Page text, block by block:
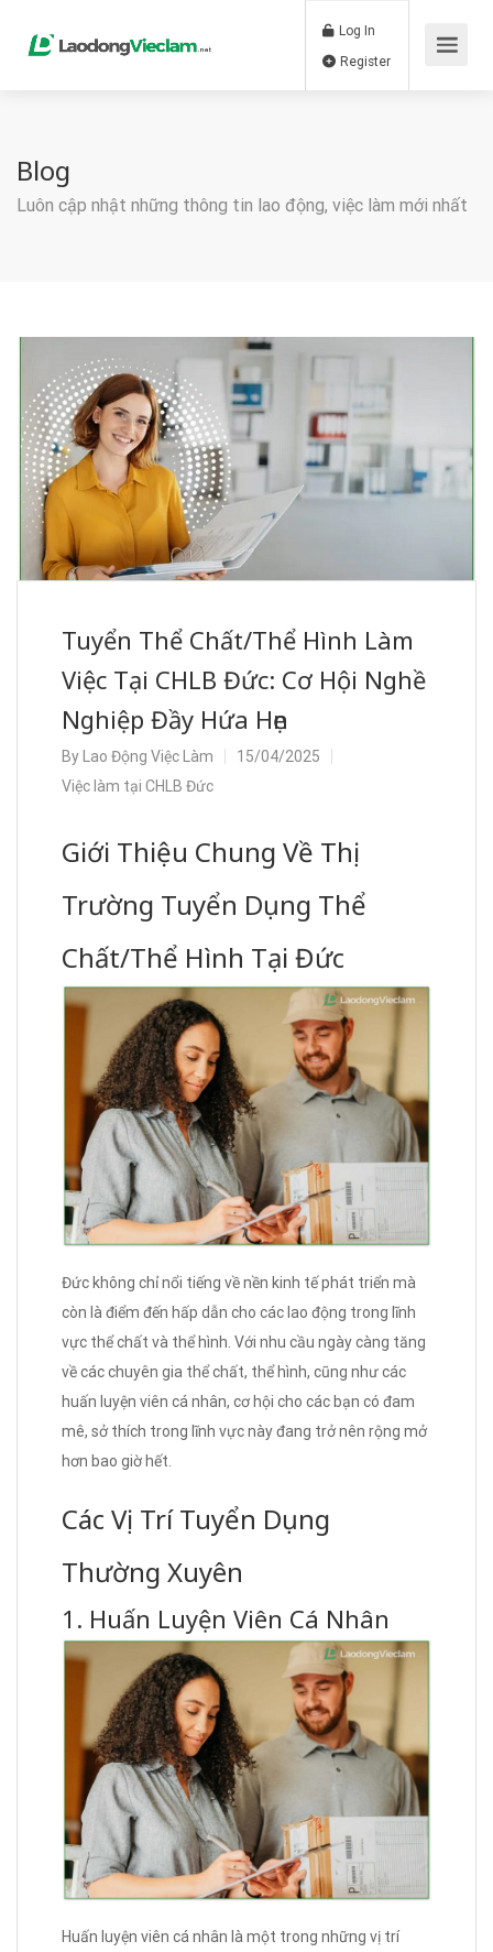
Log In
Blog
Luôn cập nhật những thông tin lao động, việc làm mới nhất
Tuyển Thể Chất/Thể Hình Làm
Việc Tại CHLB Đức: Cơ Hội Nghề
Nghiệp Đầy Hứa Hẹn
By Lao Động Việc Làm
15/04/2025
Việc làm tại CHLB Đức
Giới Thiệu Chung Về Thị
Trường Tuyển Dụng Thể
Chất/Thể Hình Tại Đức
Đức không chỉ nổi tiếng về nền kinh tế phát triển mà
còn là điểm đến hấp dẫn cho các lao động trong lĩnh
vực thể chất và thể hình. Với nhu cầu ngày càng tăng
về các chuyên gia thể chất, thể hình, cũng như các
huấn luyện viên cá nhân, cơ hội cho các bạn có đam
mê, sở thích trong lĩnh vực này đang trở nên rộng mở
hơn bao giờ hết.
Các Vị Trí Tuyển Dụng
Thường Xuyên
1. Huấn Luyện Viên Cá Nhân
Huấn luyện viên cá nhân là một trong những vị trí